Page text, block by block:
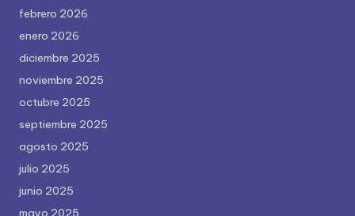
febrero 2026
enero 2026
diciembre 2025
noviembre 2025
octubre 2025
septiembre 2025
agosto 2025
julio 2025
junio 2025
mayo 2025